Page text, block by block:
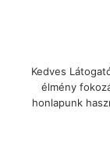
E-
Kedves
élmény
honlapunk